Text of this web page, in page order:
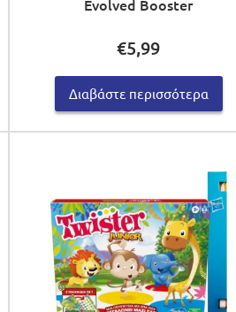
Evolved Booster
€5,99
Διαβάστε περισσότερα